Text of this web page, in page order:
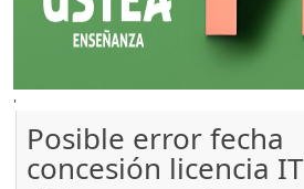
'
Posible error fecha
concesión licencia IT